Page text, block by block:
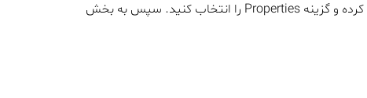
روی پایگاه داده موردنظر راست‌کلیک کرده و گزینه Properties را انتخاب کنید. سپس به بخش